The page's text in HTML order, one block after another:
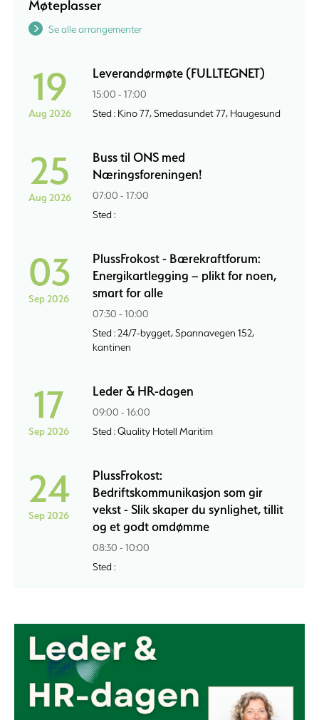
Møteplasser
Se alle arrangementer
19
Aug 2026
Leverandørmøte (FULLTEGNET)
15:00 - 17:00
Sted : Kino 77, Smedasundet 77, Haugesund
25
Aug 2026
Buss til ONS med
Næringsforeningen!
07:00 - 17:00
Sted :
03
Sep 2026
PlussFrokost - Bærekraftforum:
Energikartlegging – plikt for noen,
smart for alle
07:30 - 10:00
Sted : 24/7-bygget, Spannavegen 152,
kantinen
17
Sep 2026
Leder & HR-dagen
09:00 - 16:00
Sted : Quality Hotell Maritim
24
Sep 2026
PlussFrokost:
Bedriftskommunikasjon som gir
vekst - Slik skaper du synlighet, tillit
og et godt omdømme
08:30 - 10:00
Sted :